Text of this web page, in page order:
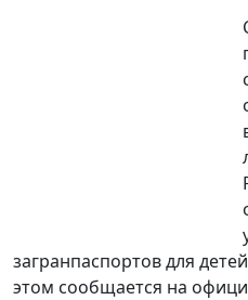
загранпаспортов для
этом сообщается на